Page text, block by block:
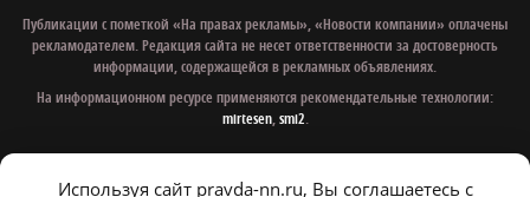
Публикации с пометкой «На правах рекламы», «Новости компании» оплачены
рекламодателем. Редакция сайта не несет ответственности за достоверность
информации, содержащейся в рекламных объявлениях.
На информационном ресурсе применяются рекомендательные технологии:
mirtesen,smi2.
Используя сайт pravda-nn.ru, Вы соглашаетесь с